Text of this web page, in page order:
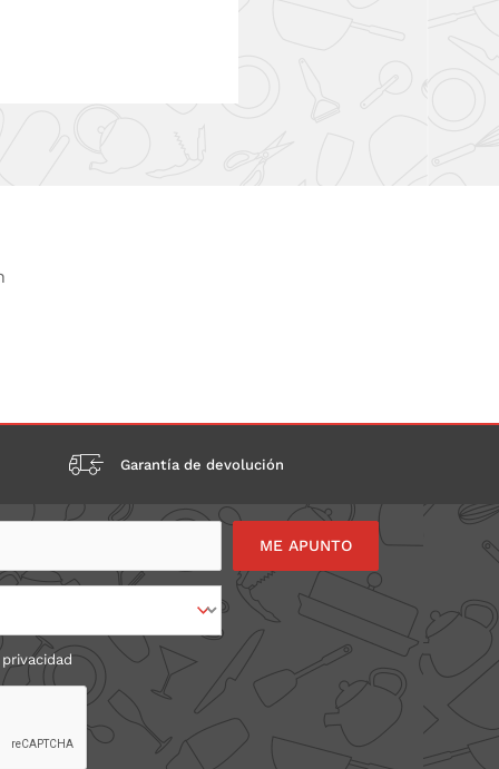
Garantía de devolución